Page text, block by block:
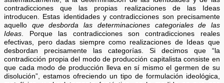
contradicciones que las propias realizaciones de las Ideas
introducen. Estas identidades y contradicciones son precisamente
aquello que desborda las determinaciones categoriales de las
Ideas. Porque las contradicciones son contradicciones reales
efectivas, pero dadas siempre como realizaciones de Ideas que
desbordan precisamente las categorías. Si decimos que “la
contradicción propia del modo de producción capitalista consiste en
que cada modo de producción lleva en sí mismo el germen de su
disolución”, estamos ofreciendo un tipo de formulación ideológica,